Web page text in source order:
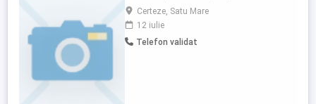
Certeze, Satu Mare
12 iulie
Telefon validat